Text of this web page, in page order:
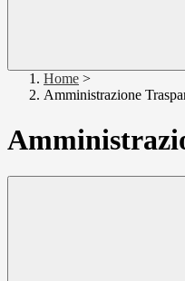
Home >
Amministrazione